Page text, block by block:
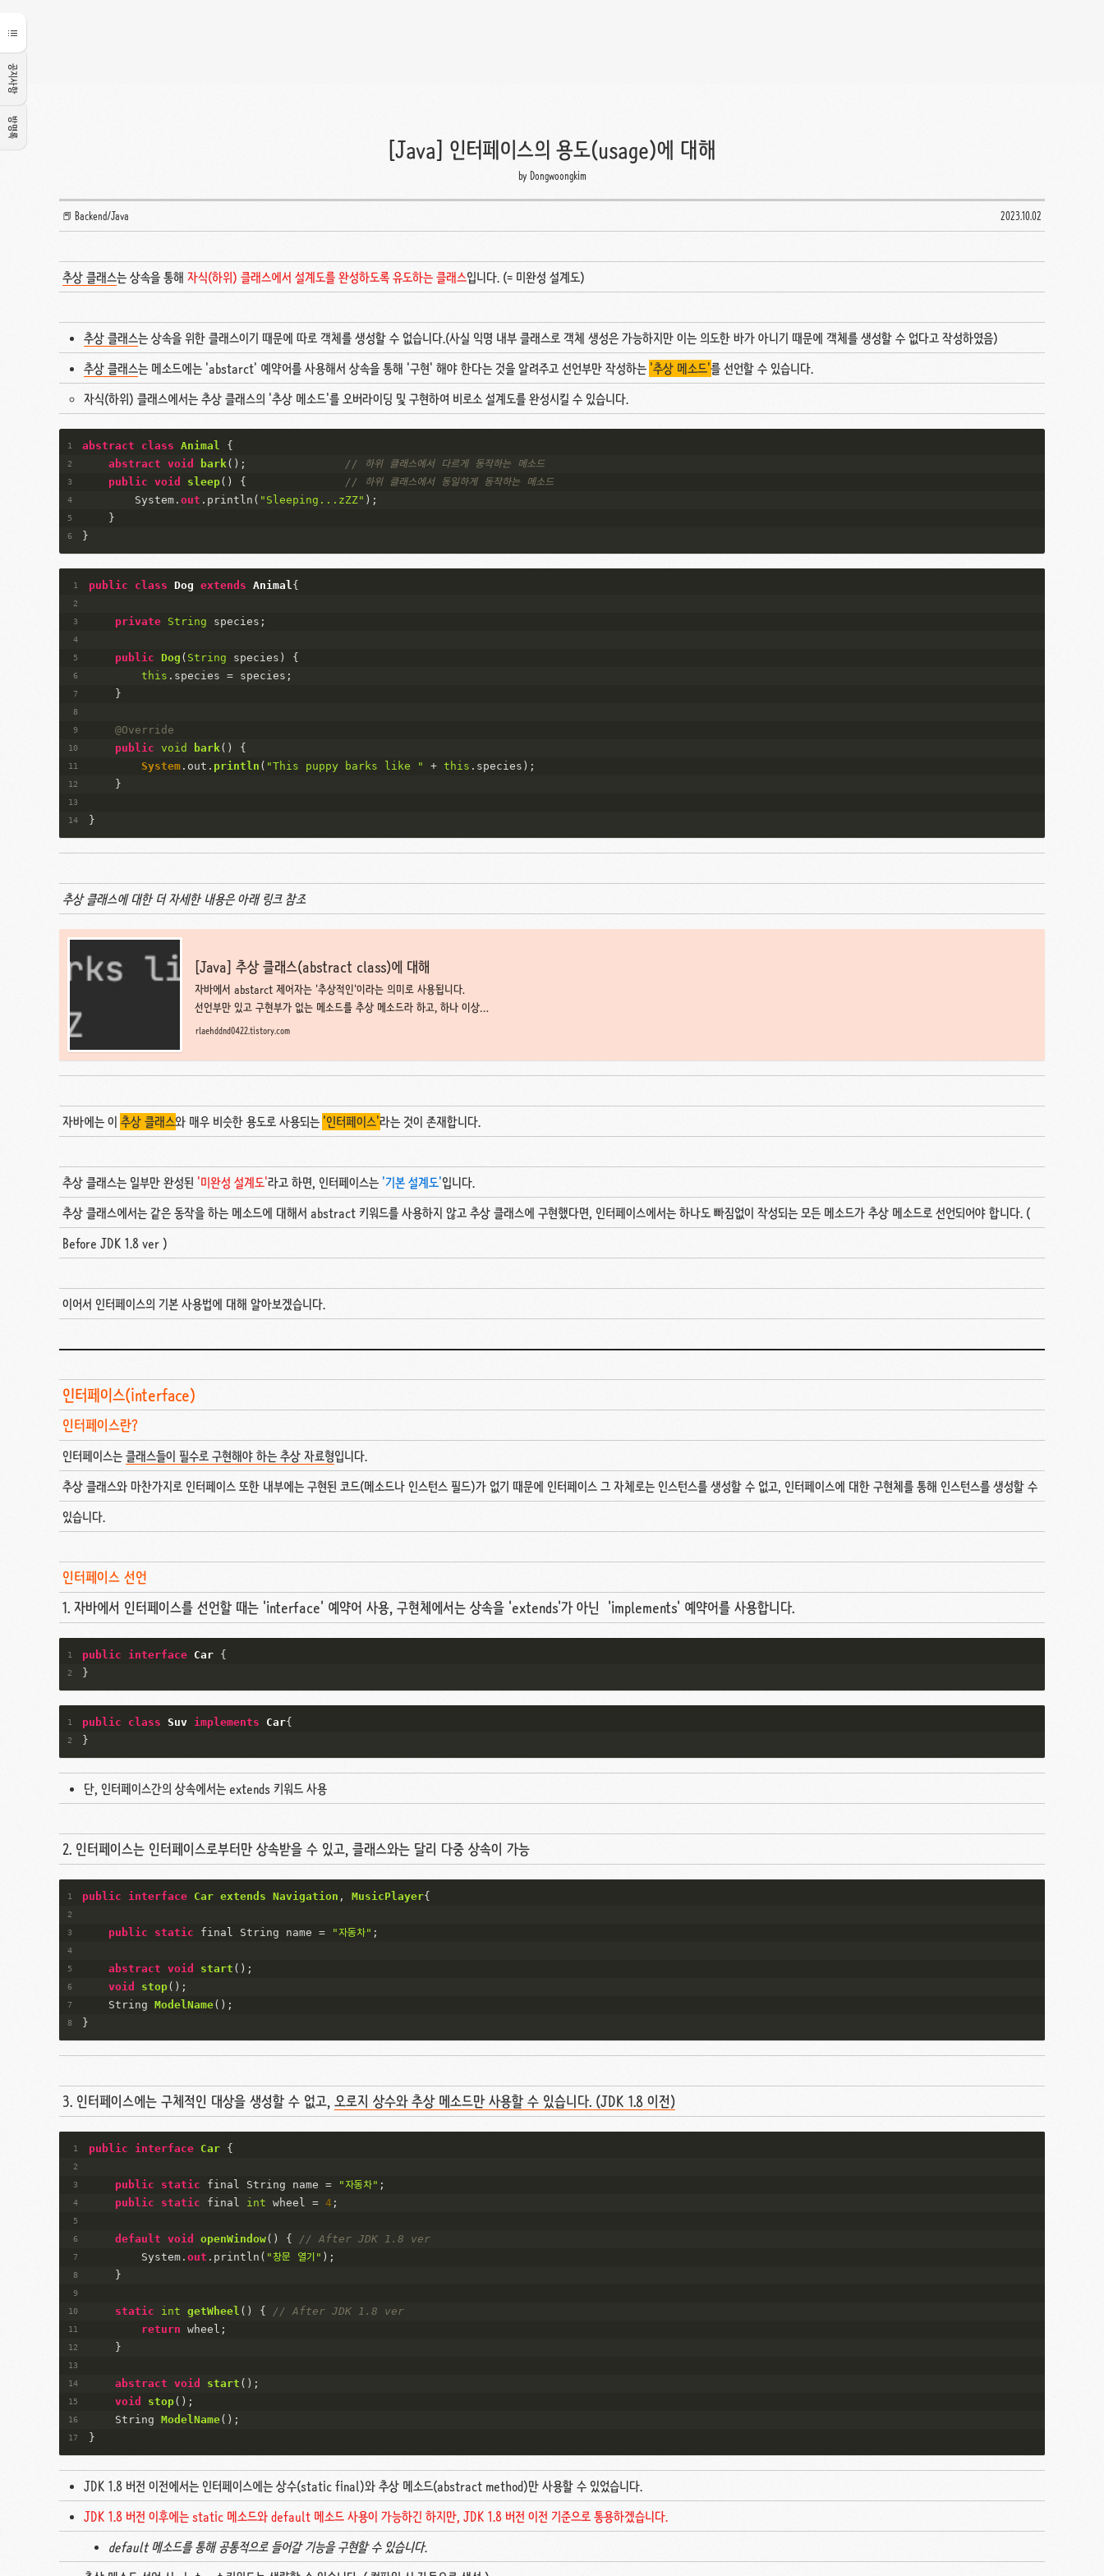
공지사항
방명록
[Java] 인터페이스의 용도(usage)에 대해
by Dongwoongkim
📕 Backend/Java 2023.10.02
추상 클래스는 상속을 통해 자식(하위) 클래스에서 설계도를 완성하도록 유도하는 클래스입니다. (= 미완성 설계도)
추상 클래스는 상속을 위한 클래스이기 때문에 따로 객체를 생성할 수 없습니다.(사실 익명 내부 클래스로 객체 생성은 가능하지만 이는 의도한 바가 아니기 때문에 객체를 생성할 수 없다고 작성하였음)
추상 클래스는 메소드에는 'abstarct' 예약어를 사용해서 상속을 통해 '구현' 해야 한다는 것을 알려주고 선언부만 작성하는 '추상 메소드'를 선언할 수 있습니다.
자식(하위) 클래스에서는 추상 클래스의 '추상 메소드'를 오버라이딩 및 구현하여 비로소 설계도를 완성시킬 수 있습니다.
abstract class Animal {
abstract void bark( )
// 하위 클래스에서 다르게 동작하는 메소드
public void sleep( )
// 하위 클래스에서 동일하게 동작하는 메소드
        System.
out .println( "Sleeping...zZZ" );
    }
}
public class Dog extends Animal{
private String species;
public Dog ( String species )
{
this . species = species;
    }
@Override
public void bark( )
{
System . out . println ( "This puppy barks like " + this . species );
    }
}
추상 클래스에 대한 더 자세한 내용은 아래 링크 참조
[Java] 추상 클래스(abstract class)에 대해
자바에서 abstarct 제어자는 '추상적인'이라는 의미로 사용됩니다.
선언부만 있고 구현부가 없는 메소드를 추상 메소드라 하고, 하나 이상의
추상 메소드를 포함하고 있는 클래스는 반드시 abstract
rlaehddnd0422.tistory.com
자바에는 이 추상 클래스와 매우 비슷한 용도로 사용되는 '인터페이스'라는 것이 존재합니다.
추상 클래스는 일부만 완성된 '미완성 설계도'라고 하면, 인터페이스는 '기본 설계도'입니다.
추상 클래스에서는 같은 동작을 하는 메소드에 대해서 abstract 키워드를 사용하지 않고 추상 클래스에 구현했다면, 인터페이스에서는 하나도 빠짐없이 작성되는 모든 메소드가 추상 메소드로 선언되어야 합니다. (
Before JDK 1.8 ver )
이어서 인터페이스의 기본 사용법에 대해 알아보겠습니다.
인터페이스(interface)
인터페이스란?
인터페이스는클래스들이 필수로 구현해야 하는 추상 자료형입니다.
추상 클래스와 마찬가지로 인터페이스 또한 내부에는 구현된 코드(메소드나 인스턴스 필드)가 없기 때문에 인터페이스 그 자체로는 인스턴스를 생성할 수 없고, 인터페이스에 대한 구현체를 통해 인스턴스를 생성할 수
있습니다.
인터페이스 선언
1. 자바에서 인터페이스를 선언할 때는 'interface' 예약어 사용, 구현체에서는 상속을 'extends'가 아닌 'implements' 예약어를 사용합니다.
public interface Car {
}
public class Suv implements Car{
}
단, 인터페이스간의 상속에서는 extends 키워드 사용
2. 인터페이스는 인터페이스로부터만 상속받을 수 있고, 클래스와는 달리 다중 상속이 가능
public interface Car extends Navigation , MusicPlayer{
public static final String name = "자동차" ;
abstract void start ( ) ;
void
stop( ) ;
String ModelName( ) ;
}
3. 인터페이스에는 구체적인 대상을 생성할 수 없고, 오로지 상수와 추상 메소드만 사용할 수 있습니다. (JDK 1.8 이전)
public interface Car {
public static final String name = "자동차" ;
public
static final int wheel = 4 ;
default void openWindow( ) { // After JDK 1.8 ver
        System.
out .println( "창문 열기" );
    }
static int getWheel ( ) { // After JDK 1.8 ver
return wheel;
    }
abstract void start ( ) ;
void
stop( ) ;
String ModelName( ) ;
}
JDK 1.8 버전 이전에서는 인터페이스에는 상수(static final)와 추상 메소드(abstract method)만 사용할 수 있었습니다.
JDK 1.8 버전 이후에는 static 메소드와 default 메소드 사용이 가능하긴 하지만, JDK 1.8 버전 이전 기준으로 통용하겠습니다.
default 메소드를 통해 공통적으로 들어갈 기능을 구현할 수 있습니다.